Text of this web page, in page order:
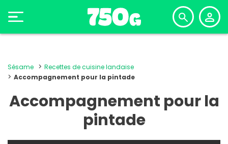
Sésame
Recettes de cuisine landaise
Accompagnement pour la pintade
Accompagnement pour la
pintade